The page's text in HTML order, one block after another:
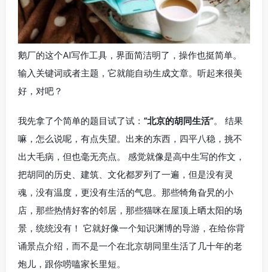
鹅厂的这个AI写作工具，界面简洁明了，操作也挺简单。
输入关键词或者主题，它就能自动生成文章。听起来很美
好，对吧？
我先拿了个简单的题目试了试： “北京的胡同生活”。 结果
嘛，怎么说呢，有点失望。出来的东西，四平八稳，挑不
出大毛病，但也毫无亮点。 感觉就像是高中生写的作文，
把胡同的历史、建筑、文化都罗列了一遍，但是没有灵
魂，没有温度，更没有生活的气息。那些犄角旮旯的小
店，那些热情好客的邻居，那些猫咪在屋顶上晒太阳的场
景，统统没有！ 它就好像一个知识渊博的导游，在给你背
诵景点介绍，而不是一个在北京胡同里生活了几十年的老
炮儿，跟你唠嗑家长里短。